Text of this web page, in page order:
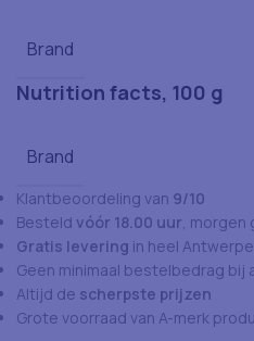
Brand
Nutrition facts, 100 g
Brand
Klantbeoordeling van 9/10
Besteld vóór 18.00 uur, morgen
Gratis levering in heel
Geen minimaal bestelbedrag bij
Altijd de scherpste prijzen
Grote voorraad van A-merk